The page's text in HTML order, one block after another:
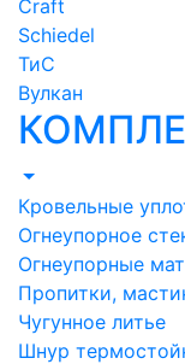
Craft
Schiedel
ТиС
Вулкан
Кровельные
Огнеупорное
Огнеупорные
Пропитки,
Чугунное литье
Шнур